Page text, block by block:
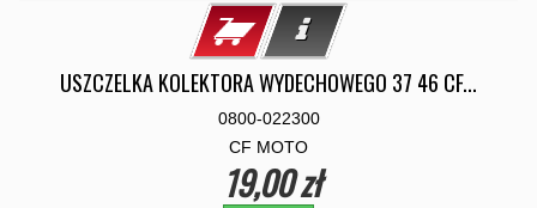
USZCZELKA KOLEKTORA WYDECHOWEGO 37 46 CF...
0800-022300
CF MOTO
19,00 zł